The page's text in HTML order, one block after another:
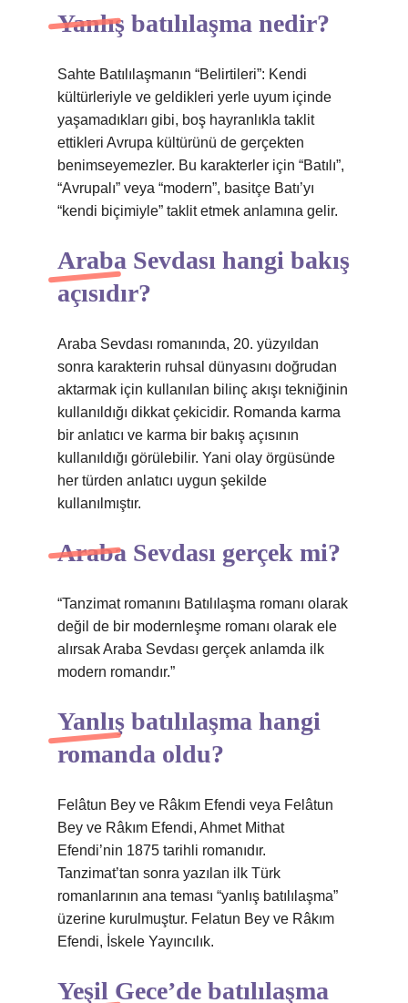
Yanlış batılılaşma nedir?
Sahte Batılılaşmanın “Belirtileri”: Kendi
kültürleriyle ve geldikleri yerle uyum içinde
yaşamadıkları gibi, boş hayranlıkla taklit
ettikleri Avrupa kültürünü de gerçekten
benimseyemezler. Bu karakterler için “Batılı”,
“Avrupalı” veya “modern”, basitçe Batı’yı
“kendi biçimiyle” taklit etmek anlamına gelir.
Araba Sevdası hangi bakış
açısıdır?
Araba Sevdası romanında, 20. yüzyıldan
sonra karakterin ruhsal dünyasını doğrudan
aktarmak için kullanılan bilinç akışı tekniğinin
kullanıldığı dikkat çekicidir. Romanda karma
bir anlatıcı ve karma bir bakış açısının
kullanıldığı görülebilir. Yani olay örgüsünde
her türden anlatıcı uygun şekilde
kullanılmıştır.
Araba Sevdası gerçek mi?
“Tanzimat romanını Batılılaşma romanı olarak
değil de bir modernleşme romanı olarak ele
alırsak Araba Sevdası gerçek anlamda ilk
modern romandır.”
Yanlış batılılaşma hangi
romanda oldu?
Felâtun Bey ve Râkım Efendi veya Felâtun
Bey ve Râkım Efendi, Ahmet Mithat
Efendi’nin 1875 tarihli romanıdır.
Tanzimat’tan sonra yazılan ilk Türk
romanlarının ana teması “yanlış batılılaşma”
üzerine kurulmuştur. Felatun Bey ve Râkım
Efendi, İskele Yayıncılık.
Yeşil Gece’de batılılaşma